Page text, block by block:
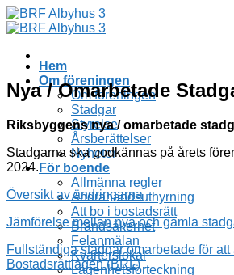
Skip
to
Hem
Om föreningen
Om föreningen
Stadgar
Styrelse
Årsberättelser
Nyheter
För boende
Allmänna regler
Andrahandsuthyrning
Att bo i bostadsrätt
Brandsäkerhet
Felanmälan
Kvarterslokal
Lägenhetsförteckning
Nya / Omarbetade
Riksbyggens nya / omarbetade
Stadgarna ska godkännas på årets
2024.
Översikt av ändringarna
Jämförelse mellan nya och gamla
Fullständiga stadgar omarbetade för
Bostadsrättlagen (BRL)